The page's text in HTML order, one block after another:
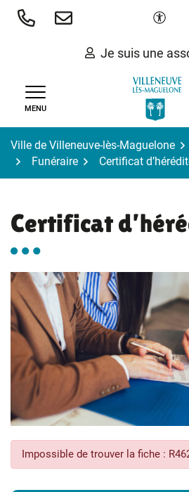
Aller
Je suis une
MENU
Ville de Villeneuve-lès-Maguelone
Funéraire
Certificat
Certificat
Impossible de trouver la fiche :